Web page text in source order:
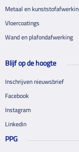
Metaal en
Vloercoatings
Wand en plafondafwerking
Blijf op de hoogte
Inschrijven nieuwsbrief
Facebook
Instagram
Linkedin
PPG